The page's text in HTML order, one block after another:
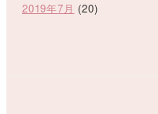
2019年7月 (20)